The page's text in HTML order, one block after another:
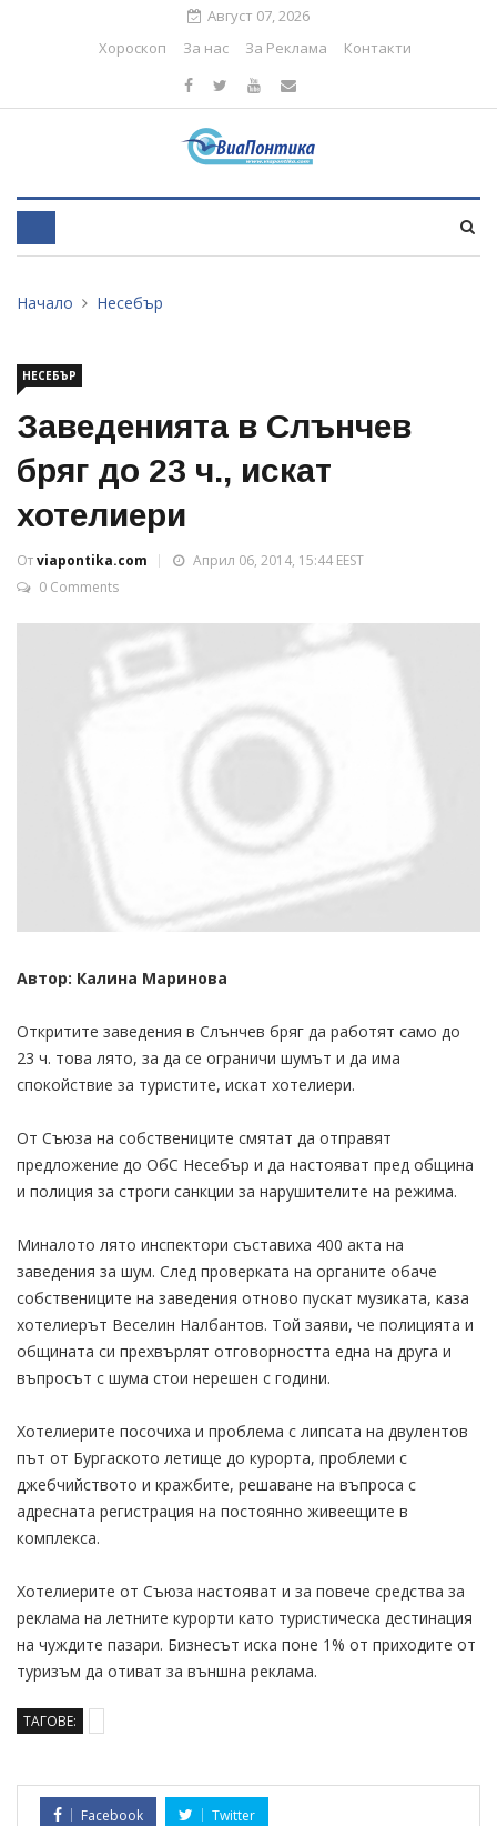
Август 07, 2026
Хороскоп
За нас За Реклама Контакти
Начало Несебър
НЕСЕБЪР
Заведенията в Слънчев
бряг до 23 ч., искат
хотелиери
Отviapontika.com
Април 06, 2014, 15:44 EEST
0 Comments
Автор: Калина Маринова
Откритите заведения в Слънчев бряг да работят само до
23 ч. това лято, за да се ограничи шумът и да има
спокойствие за туристите, искат хотелиери.
От Съюза на собствениците смятат да отправят
предложение до ОбС Несебър и да настояват пред община
и полиция за строги санкции за нарушителите на режима.
Миналото лято инспектори съставиха 400 акта на
заведения за шум. След проверката на органите обаче
собствениците на заведения отново пускат музиката, каза
хотелиерът Веселин Налбантов. Той заяви, че полицията и
общината си прехвърлят отговорността една на друга и
въпросът с шума стои нерешен с години.
Хотелиерите посочиха и проблема с липсата на двулентов
път от Бургаското летище до курорта, проблеми с
джебчийството и кражбите, решаване на въпроса с
адресната регистрация на постоянно живеещите в
комплекса.
Хотелиерите от Съюза настояват и за повече средства за
реклама на летните курорти като туристическа дестинация
на чуждите пазари. Бизнесът иска поне 1% от приходите от
туризъм да отиват за външна реклама.
ТАГОВЕ:
Facebook Twitter